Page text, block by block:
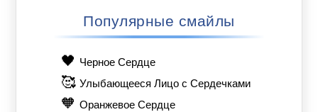
Популярные смайлы
🖤 Черное Сердце
🥰 Улыбающееся Лицо с Сердечками
🧡 Оранжевое Сердце